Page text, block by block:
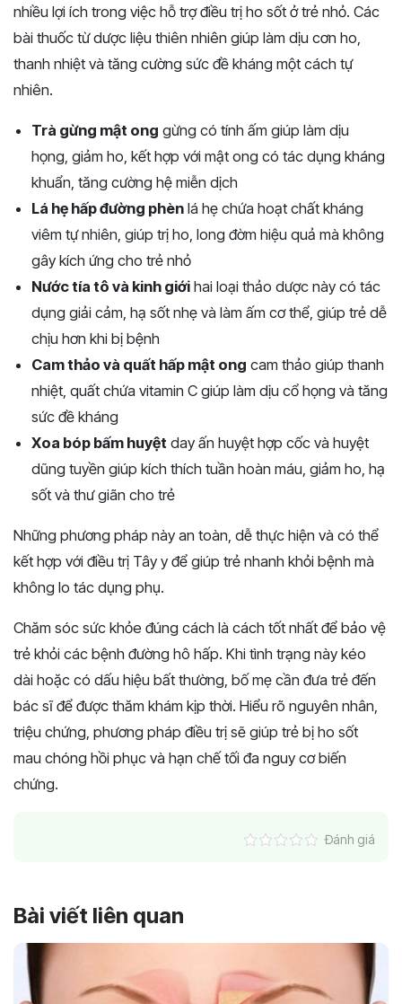
nhiều lợi ích trong việc hỗ trợ điều trị ho sốt ở trẻ nhỏ. Các
bài thuốc từ dược liệu thiên nhiên giúp làm dịu cơn ho,
thanh nhiệt và tăng cường sức đề kháng một cách tự
nhiên.
Trà gừng mật ong gừng có tính ấm giúp làm dịu
họng, giảm ho, kết hợp với mật ong có tác dụng kháng
khuẩn, tăng cường hệ miễn dịch
Lá hẹ hấp đường phèn lá hẹ chứa hoạt chất kháng
viêm tự nhiên, giúp trị ho, long đờm hiệu quả mà không
gây kích ứng cho trẻ nhỏ
Nước tía tô và kinh giới hai loại thảo dược này có tác
dụng giải cảm, hạ sốt nhẹ và làm ấm cơ thể, giúp trẻ dễ
chịu hơn khi bị bệnh
Cam thảo và quất hấp mật ong cam thảo giúp thanh
nhiệt, quất chứa vitamin C giúp làm dịu cổ họng và tăng
sức đề kháng
Xoa bóp bấm huyệt day ấn huyệt hợp cốc và huyệt
dũng tuyền giúp kích thích tuần hoàn máu, giảm ho, hạ
sốt và thư giãn cho trẻ
Những phương pháp này an toàn, dễ thực hiện và có thể
kết hợp với điều trị Tây y để giúp trẻ nhanh khỏi bệnh mà
không lo tác dụng phụ.
Chăm sóc sức khỏe đúng cách là cách tốt nhất để bảo vệ
trẻ khỏi các bệnh đường hô hấp. Khi tình trạng này kéo
dài hoặc có dấu hiệu bất thường, bố mẹ cần đưa trẻ đến
bác sĩ để được thăm khám kịp thời. Hiểu rõ nguyên nhân,
triệu chứng, phương pháp điều trị sẽ giúp trẻ bị ho sốt
mau chóng hồi phục và hạn chế tối đa nguy cơ biến
chứng.
Đánh giá
Bài viết liên quan